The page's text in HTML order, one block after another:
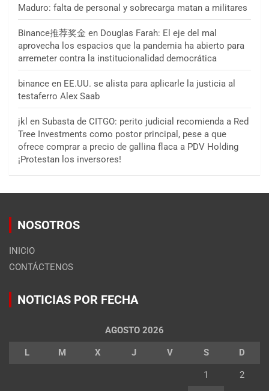
Maduro: falta de personal y sobrecarga matan a militares
Binance推荐奖金 en Douglas Farah: El eje del mal
aprovecha los espacios que la pandemia ha abierto para
arremeter contra la institucionalidad democrática
binance en EE.UU. se alista para aplicarle la justicia al
testaferro Alex Saab
jkl en Subasta de CITGO: perito judicial recomienda a Red
Tree Investments como postor principal, pese a que
ofrece comprar a precio de gallina flaca a PDV Holding
¡Protestan los inversores!
NOSOTROS
INICIO
CONTÁCTENOS
NOTICIAS POR FECHA
AGOSTO 2026
L M X J V S D
1 2